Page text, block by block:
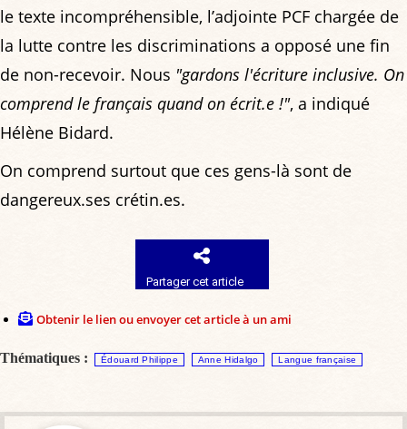
le texte incompréhensible, l’adjointe PCF chargée de
la lutte contre les discriminations a opposé une fin
de non-recevoir. Nous "gardons l'écriture inclusive. On
comprend le français quand on écrit.e !", a indiqué
Hélène Bidard.
On comprend surtout que ces gens-là sont de
dangereux.ses crétin.es.
Partager cet article
Obtenir le lien ou envoyer cet article à un ami
Thématiques : Édouard Philippe Anne Hidalgo Langue française